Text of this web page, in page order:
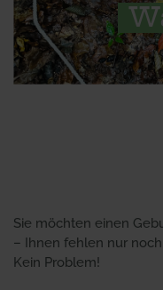
Sie möchten einen
– Ihnen fehlen nur
Kein Problem!